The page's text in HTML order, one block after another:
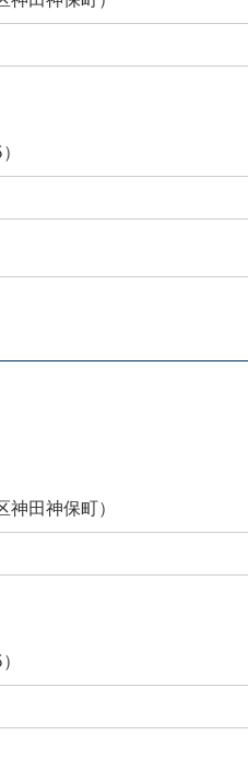
田神保町）